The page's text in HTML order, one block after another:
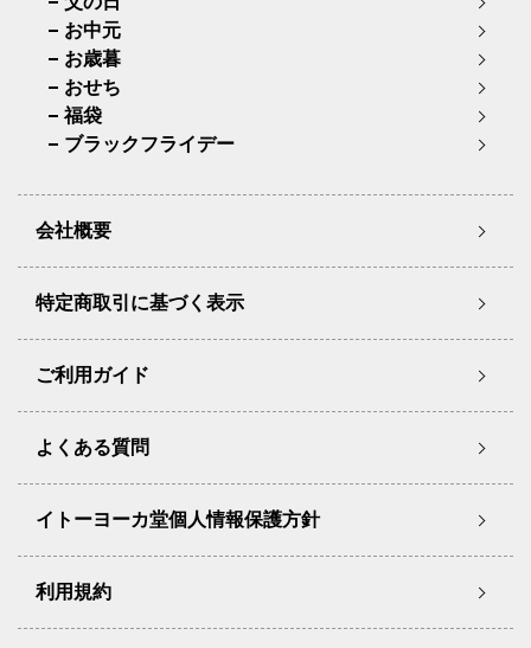
お中元
お歳暮
おせち
福袋
ブラックフライデー
会社概要
特定商取引に基づく表示
ご利用ガイド
よくある質問
イトーヨーカ堂個人情報保護方針
利用規約